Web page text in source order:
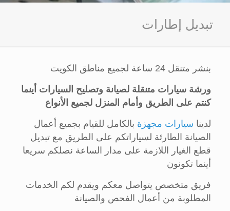
تبديل إطارات
بنشر متنقل 24 ساعة لجميع مناطق الكويت
ورشة سيارات متنقلة لصيانة وتصليح السيارات أينما
كنتم على الطريق وأمام المنزل لجميع الأنواع
لدينا سيارات مجهزة بالكامل للقيام بجميع أعمال
الصيانة الطارئة لسياراتكم على الطريق مع تبديل
قطع الغيار اللازمة على مدار الساعة نصلكم سريعا
أينما تكونون
فريق متخصص يتواصل معكم ويقدم لكم الخدمات
المطلوبة من أعمال الفحص والصيانة